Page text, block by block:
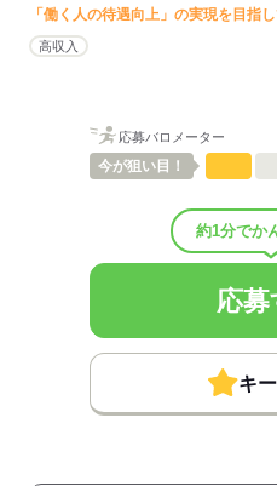
■賞与：4ヶ月/年
■賞与備考：なし
■退職金制度：有（勤続3年以上）
・日本病院会倶楽部の福利厚生制
・住宅手当あり（常勤職員対象：
つ扶養家族がいる場合、10,000円
を目的とした施設に預けている職
の職員に支給。 対象施設に該当の
円、2人目は30,000円が上限）
・扶養手当（配偶者に8,000円、
・産休制度、育児休暇制度の利用
・最寄の西春駅からの送迎車あり
ら職員バスまたは、タクシーの補
■その他手当：
「働く人の待遇向上」の実現を目指
高収入
応募バロメーター
今が狙い目！
約1分でか
応募
キ